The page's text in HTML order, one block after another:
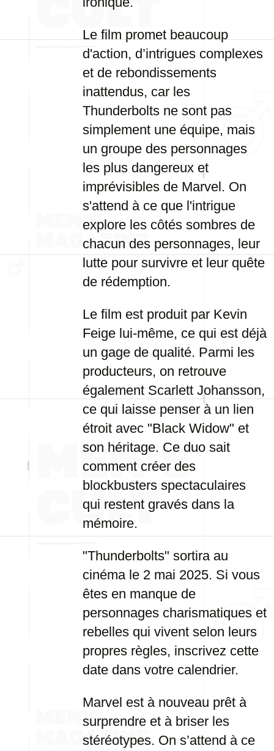
Le film promet beaucoup
d'action, d’intrigues complexes
et de rebondissements
inattendus, car les
Thunderbolts ne sont pas
simplement une équipe, mais
un groupe des personnages
les plus dangereux et
imprévisibles de Marvel. On
s'attend à ce que l'intrigue
explore les côtés sombres de
chacun des personnages, leur
lutte pour survivre et leur quête
de rédemption.
Le film est produit par Kevin
Feige lui-même, ce qui est déjà
un gage de qualité. Parmi les
producteurs, on retrouve
également Scarlett Johansson,
ce qui laisse penser à un lien
étroit avec "Black Widow" et
son héritage. Ce duo sait
comment créer des
blockbusters spectaculaires
qui restent gravés dans la
mémoire.
"Thunderbolts" sortira au
cinéma le 2 mai 2025. Si vous
êtes en manque de
personnages charismatiques et
rebelles qui vivent selon leurs
propres règles, inscrivez cette
date dans votre calendrier.
Marvel est à nouveau prêt à
surprendre et à briser les
stéréotypes. On s’attend à ce